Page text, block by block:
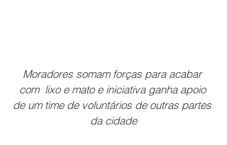
Moradores somam forças para acabar
com  lixo e mato e iniciativa ganha apoio
de um time de voluntários de outras partes
da cidade